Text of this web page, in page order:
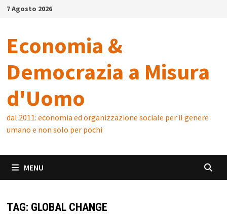
Skip7 Agosto 2026
Economia &
Democrazia a Misura
d'Uomo
dal 2011: economia ed organizzazione sociale per il genere
umano e non solo per pochi
MENU
TAG: GLOBAL CHANGE